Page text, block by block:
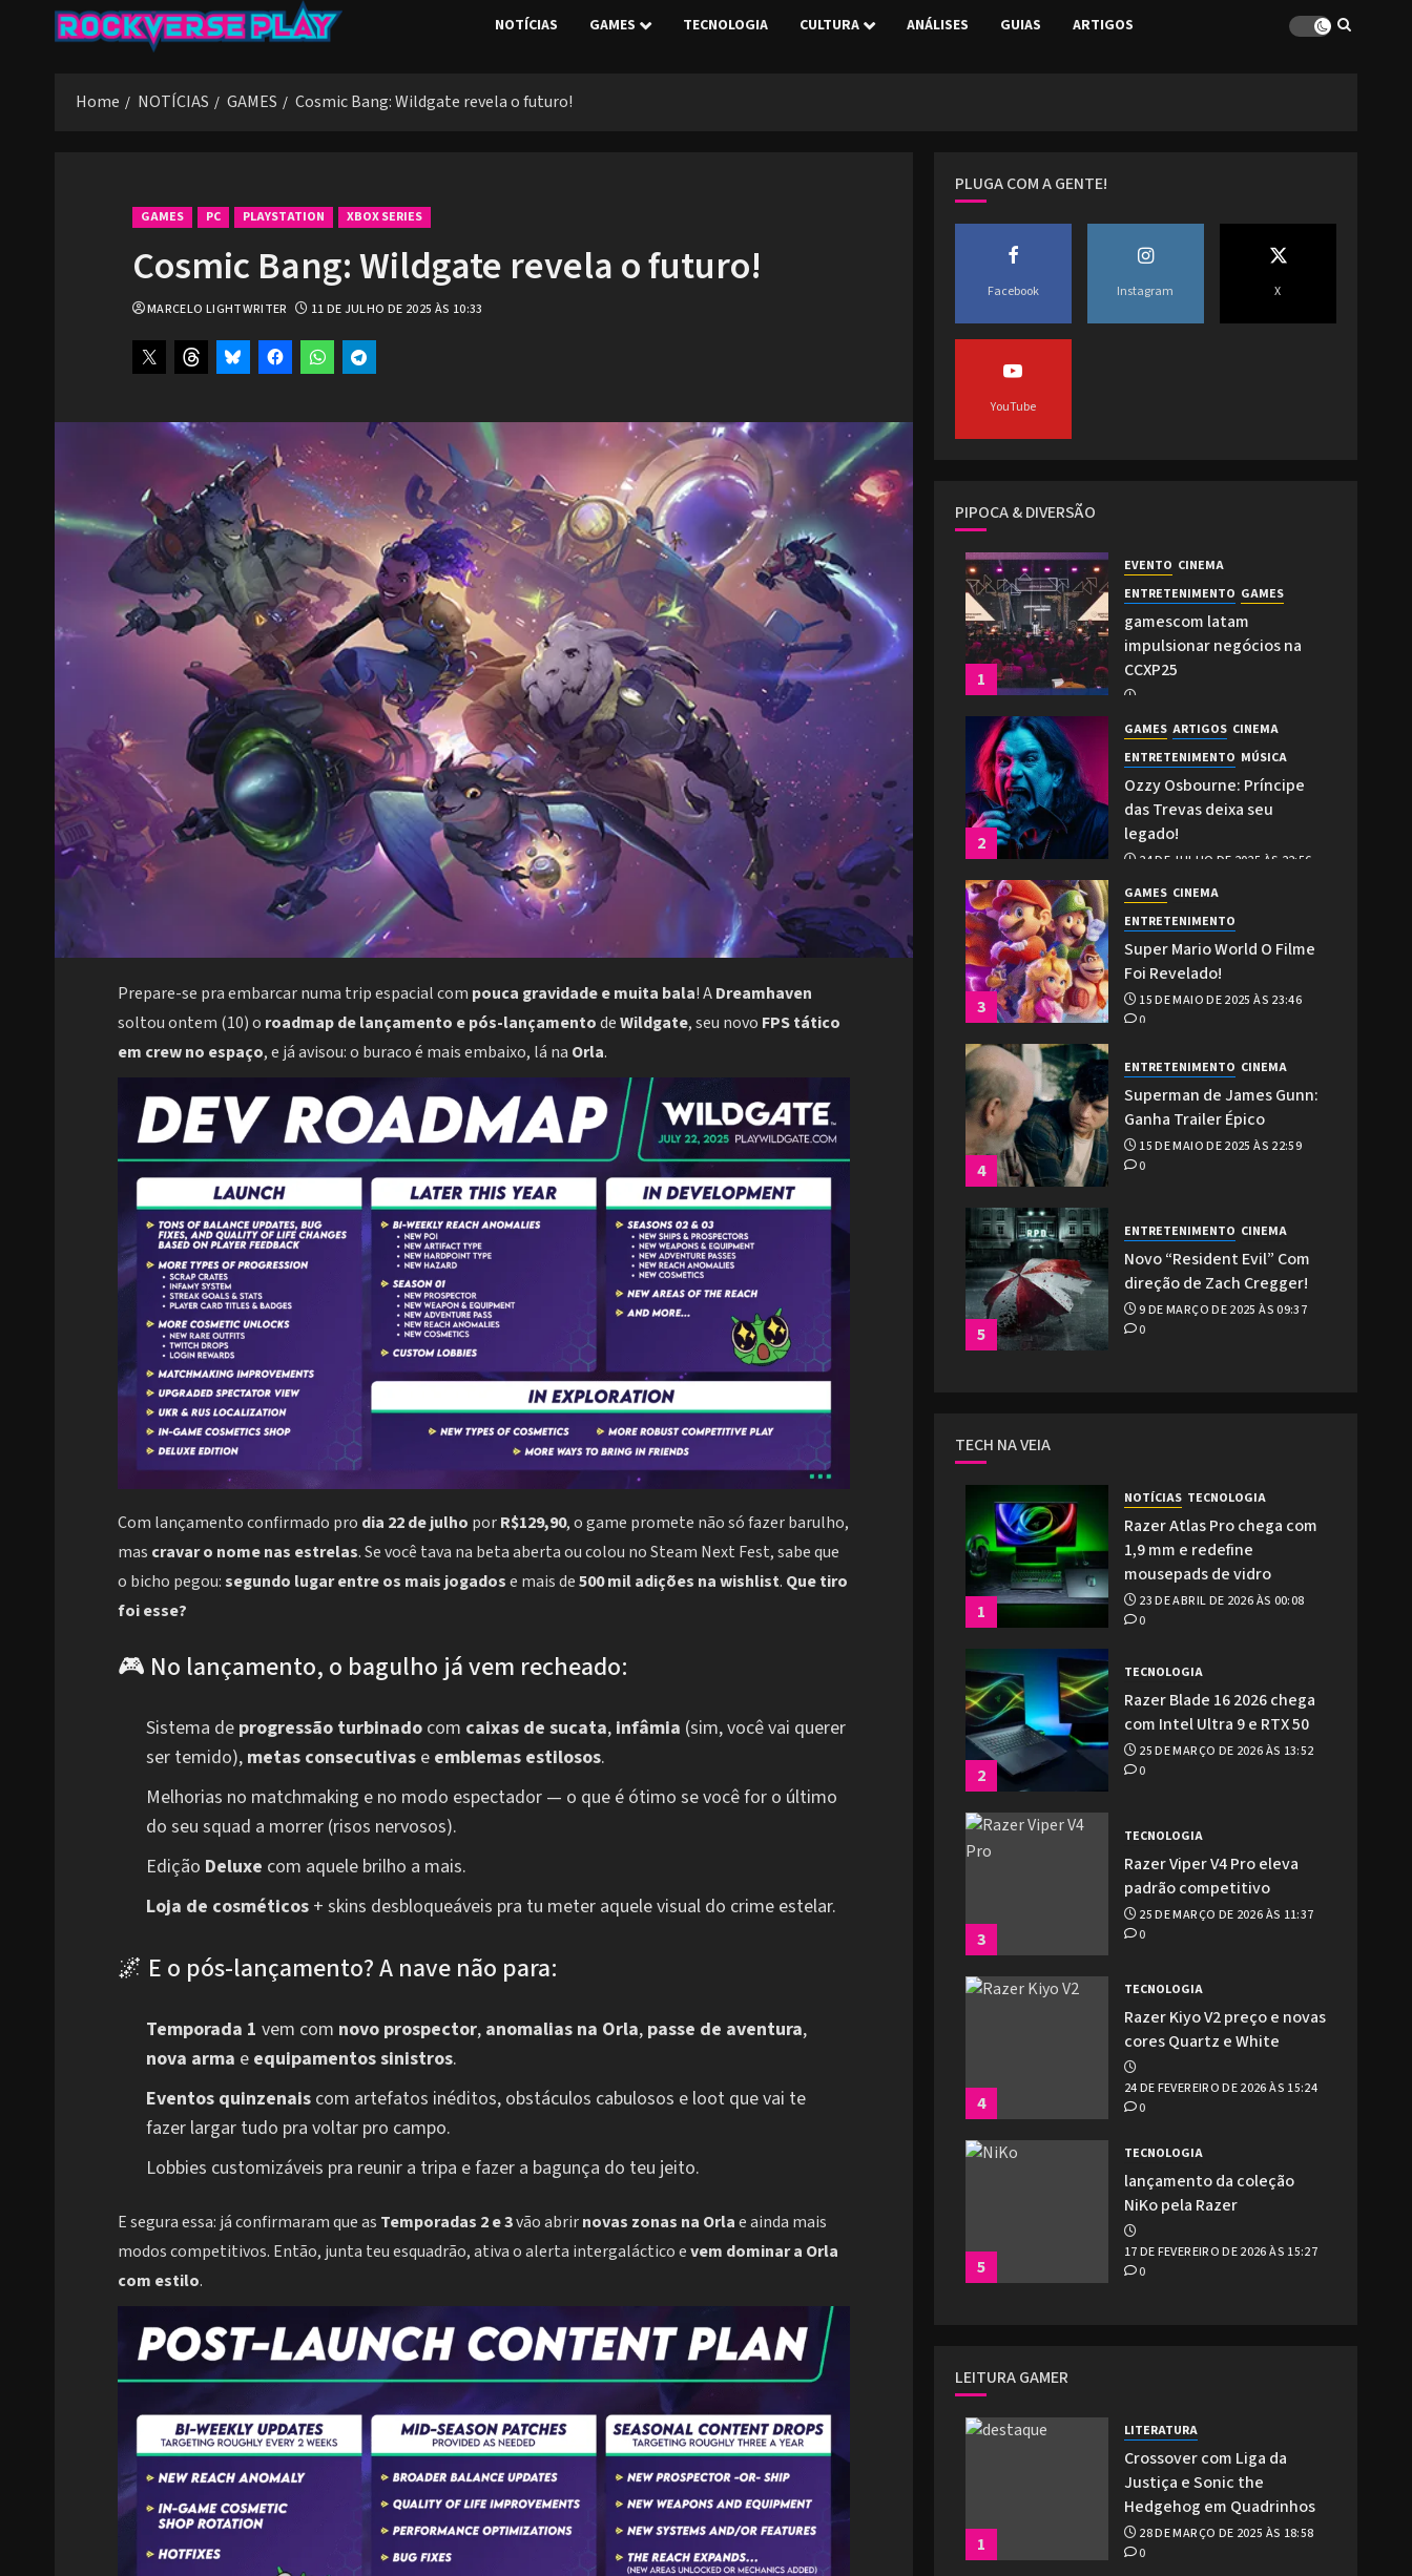
NOTÍCIAS GAMES TECNOLOGIA CULTURA ANÁLISES GUIAS ARTIGOS
Home NOTÍCIAS GAMES Cosmic Bang: Wildgate revela o futuro!
GAMES PC PLAYSTATION XBOX SERIES
Cosmic Bang: Wildgate revela o futuro!
MARCELO LIGHTWRITER 11 DE JULHO DE 2025 ÀS 10:33
Prepare-se pra embarcar numa trip espacial com pouca gravidade e muita bala! ADreamhaven
soltou ontem (10) o roadmap de lançamento e pós-lançamentodeWildgate, seu novo FPS tático
em crew no espaço, e já avisou: o buraco é mais embaixo, lá na Orla.
Com lançamento confirmado pro dia 22 de julho porR$129,90, o game promete não só fazer barulho,
mas cravar o nome nas estrelas. Se você tava na beta aberta ou colou no Steam Next Fest, sabe que
o bicho pegou:segundo lugar entre os mais jogadose mais de500 mil adições na wishlist. Que tiro
foi esse?
🎮 No lançamento, o bagulho já vem recheado:
Sistema de progressão turbinado com caixas de sucata, infâmia (sim, você vai querer
ser temido), metas consecutivas e emblemas estilosos.
Melhorias no matchmaking e no modo espectador — o que é ótimo se você for o último
do seu squad a morrer (risos nervosos).
Edição Deluxe com aquele brilho a mais.
Loja de cosméticos + skins desbloqueáveis pra tu meter aquele visual do crime estelar.
🌌 E o pós-lançamento? A nave não para:
Temporada 1 vem com novo prospector, anomalias na Orla, passe de aventura,
nova arma e equipamentos sinistros.
Eventos quinzenais com artefatos inéditos, obstáculos cabulosos e loot que vai te
fazer largar tudo pra voltar pro campo.
Lobbies customizáveis pra reunir a tripa e fazer a bagunça do teu jeito.
E segura essa: já confirmaram que as Temporadas 2 e 3vão abrirnovas zonas na Orlae ainda mais
modos competitivos. Então, junta teu esquadrão, ativa o alerta intergaláctico evem dominar a Orla
com estilo.
PLUGA COM A GENTE!
Facebook Instagram X
YouTube
PIPOCA & DIVERSÃO
1
EVENTO CINEMA
ENTRETENIMENTO GAMES
gamescom latam
impulsionar negócios na
CCXP25
0
2
GAMES ARTIGOS CINEMA
ENTRETENIMENTO MÚSICA
Ozzy Osbourne: Príncipe
das Trevas deixa seu
legado!
24 DE JULHO DE 2025 ÀS 22:56
3
GAMES CINEMA
ENTRETENIMENTO
Super Mario World O Filme
Foi Revelado!
15 DE MAIO DE 2025 ÀS 23:46
0
4
ENTRETENIMENTO CINEMA
Superman de James Gunn:
Ganha Trailer Épico
15 DE MAIO DE 2025 ÀS 22:59
0
5
ENTRETENIMENTO CINEMA
Novo “Resident Evil” Com
direção de Zach Cregger!
9 DE MARÇO DE 2025 ÀS 09:37
0
TECH NA VEIA
1
NOTÍCIAS TECNOLOGIA
Razer Atlas Pro chega com
1,9 mm e redefine
mousepads de vidro
23 DE ABRIL DE 2026 ÀS 00:08
0
2
TECNOLOGIA
Razer Blade 16 2026 chega
com Intel Ultra 9 e RTX 50
25 DE MARÇO DE 2026 ÀS 13:52
0
3
TECNOLOGIA
Razer Viper V4 Pro eleva
padrão competitivo
25 DE MARÇO DE 2026 ÀS 11:37
0
4
TECNOLOGIA
Razer Kiyo V2 preço e novas
cores Quartz e White
24 DE FEVEREIRO DE 2026 ÀS 15:24
0
5
TECNOLOGIA
lançamento da coleção
NiKo pela Razer
17 DE FEVEREIRO DE 2026 ÀS 15:27
0
LEITURA GAMER
1
LITERATURA
Crossover com Liga da
Justiça e Sonic the
Hedgehog em Quadrinhos
28 DE MARÇO DE 2025 ÀS 18:58
0